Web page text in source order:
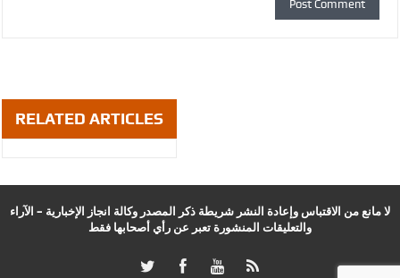
RELATED ARTICLES
لا مانع من الاقتباس وإعادة النشر شريطة ذكر المصدر وكالة انجاز الإخبارية – الآراء
والتعليقات المنشورة تعبر عن رأي أصحابها فقط